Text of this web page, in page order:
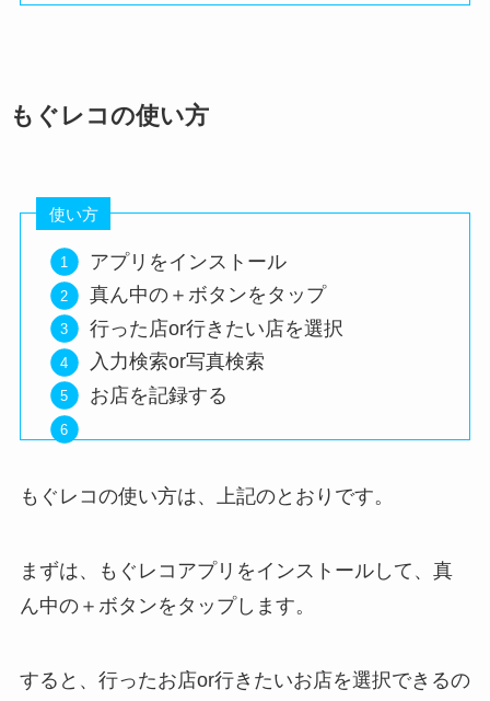
もぐレコの使い方
使い方
アプリをインストール
真ん中の＋ボタンをタップ
行った店or行きたい店を選択
入力検索or写真検索
お店を記録する
もぐレコの使い方は、上記のとおりです。
まずは、もぐレコアプリをインストールして、真
ん中の＋ボタンをタップします。
すると、行ったお店or行きたいお店を選択できるの